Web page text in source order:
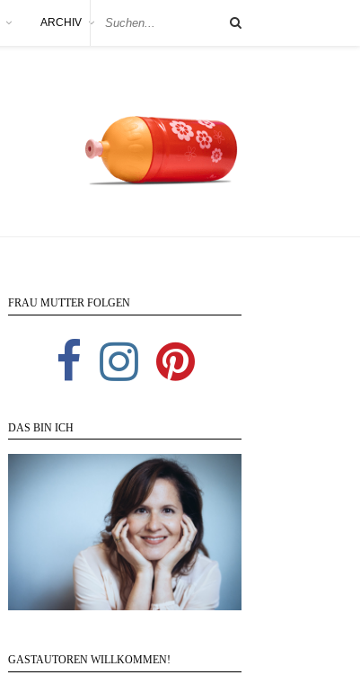
ARCHIV
FRAU MUTTER FOLGEN
DAS BIN ICH
GASTAUTOREN WILLKOMMEN!